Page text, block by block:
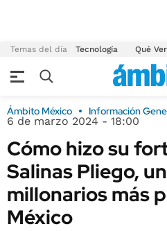
Temas del día Tecnología Qué Ver
Ámbito México Información
6 de marzo 2024 - 18:00
Cómo hizo su
Salinas Pliego,
millonarios más
México